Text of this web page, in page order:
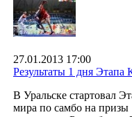
27.01.2013 17:00
Результаты 1 дня Этапа
В Уральске стартовал
мира по самбо на призы